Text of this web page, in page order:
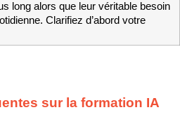
long alors que leur véritable besoin
Clarifiez d’abord votre
sur la formation IA